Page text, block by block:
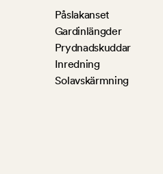
Påslakanset
Gardinlängder
Prydnadskuddar
Inredning
Solavskärmning